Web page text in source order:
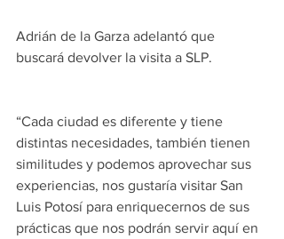
Adrián de la Garza adelantó que
buscará devolver la visita a SLP.
“Cada ciudad es diferente y tiene
distintas necesidades, también tienen
similitudes y podemos aprovechar sus
experiencias, nos gustaría visitar San
Luis Potosí para enriquecernos de sus
prácticas que nos podrán servir aquí en